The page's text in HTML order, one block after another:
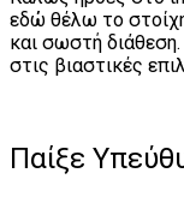
εδώ θέλω το
και σωστή
στις βιαστικές
Παίξε